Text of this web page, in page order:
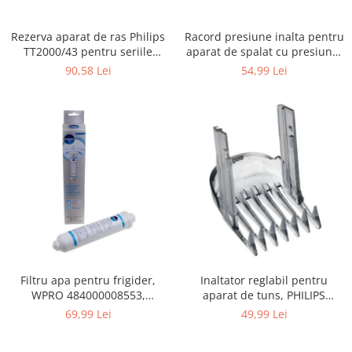
Birotica & Papetarie
Console, Jocuri & Accesorii
Ingrijire personala & Cosmetice
Accesorii aparate hair styling
Aparate & Accesorii ingrijire
personala
Aparate cosmetice
Articole Sanatate si Wellness
Consumabile sanitare
Cosmetice si produse ingrijire
personala
Igiena dentara
Jucarii, Copii & Bebe
Camera copilului
Rezerva aparat de ras Philips
TT2000/43 pentru seriile
Bodygroom 3000/5000/7000 si
90,58 Lei
Racord presiune inalta pentru
aparat de spalat cu presiune,
KARCHER 9.013-355.0, K4/K5
54,99 Lei
Filtru apa pentru frigider,
WPRO 484000008553,
compatibil cu Samsung, AEG,
69,99 Lei
Inaltator reglabil pentru
aparat de tuns, PHILIPS
422203633281, 3-15 mm,
49,99 Lei